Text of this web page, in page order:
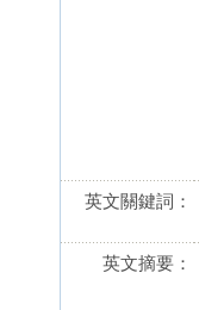
英文關鍵詞：
英文摘要：